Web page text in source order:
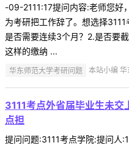
-09-2111:17提问内容:老师您好
为考研把工作辞了。想选择
是否需要连续3个月？2.是否要
这样的缴纳 ...
华东师范大学考研问题 本站小编
3111考点外省届毕业生未
点担
提问问题:3111考点学院:提问